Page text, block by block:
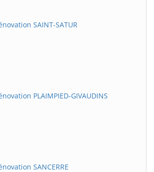
SAINT-SATUR
PLAIMPIED-GIVAUDINS
SANCERRE